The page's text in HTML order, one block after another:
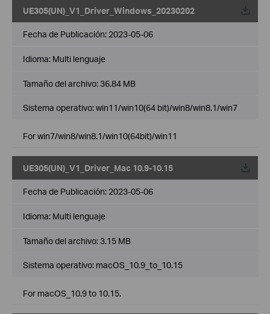
UE305(UN)_V1_Driver_Windows_20230202
Fecha de Publicación: 2023-05-06
Idioma: Multi lenguaje
Tamaño del archivo:36.84 MB
Sistema operativo: win11/win10(64 bit)/win8/win8.1/win7
For win7/win8/win8.1/win10(64bit)/win11
UE305(UN)_V1_Driver_Mac 10.9-10.15
Fecha de Publicación: 2023-05-06
Idioma: Multi lenguaje
Tamaño del archivo:3.15 MB
Sistema operativo: macOS_10.9_to_10.15
For macOS_10.9 to 10.15.